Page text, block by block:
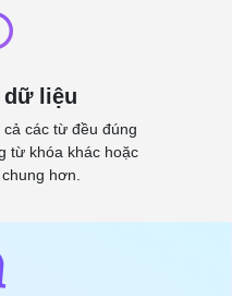
dữ liệu
các từ đều đúng
từ khóa khác hoặc
hơn.